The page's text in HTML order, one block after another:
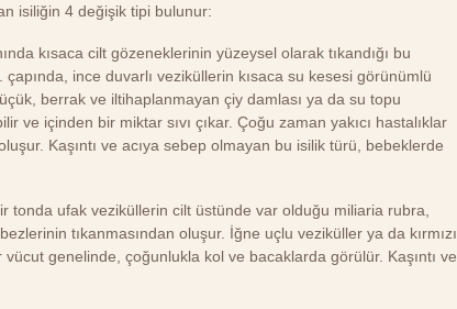
isiliğin 4 değişik tipi bulunur:
kısaca cilt gözeneklerinin yüzeysel olarak tıkandığı bu
ince duvarlı veziküllerin kısaca su kesesi görünümlü
berrak ve iltihaplanmayan çiy damlası ya da su topu
ve içinden bir miktar sıvı çıkar. Çoğu zaman yakıcı hastalıklar
Kaşıntı ve acıya sebep olmayan bu isilik türü, bebeklerde
tonda ufak veziküllerin cilt üstünde var olduğu miliaria rubra,
tıkanmasından oluşur. İğne uçlu veziküller ya da kırmızı
genelinde, çoğunlukla kol ve bacaklarda görülür. Kaşıntı ve